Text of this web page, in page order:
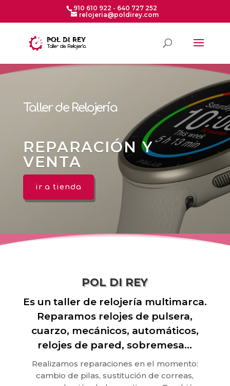
910 610 922 - 640 727 252
relojeria@poldirey.com
Taller de Relojería
REPARACIÓN Y
VENTA
ir a tienda
POL DI REY
Es un taller de relojería multimarca.
Reparamos relojes de pulsera,
cuarzo, mecánicos, automáticos,
relojes de pared, sobremesa…
Realizamos reparaciones en el momento:
cambio de pilas, sustitución de correas,